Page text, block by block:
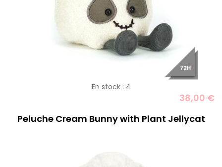
En stock : 4
38,00 €
Peluche Cream Bunny with Plant Jellycat